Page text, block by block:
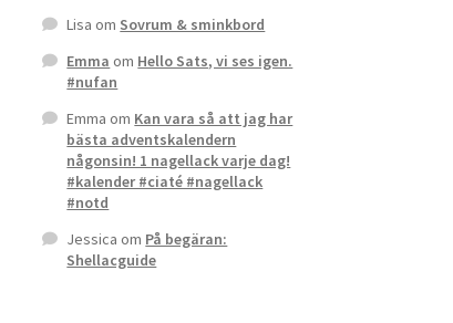
Lisa om Sovrum & sminkbord
Emma om Hello Sats, vi ses igen.
#nufan
Emma om Kan vara så att jag har
bästa adventskalendern
någonsin! 1 nagellack varje dag!
#kalender #ciaté #nagellack
#notd
Jessica om På begäran:
Shellacguide